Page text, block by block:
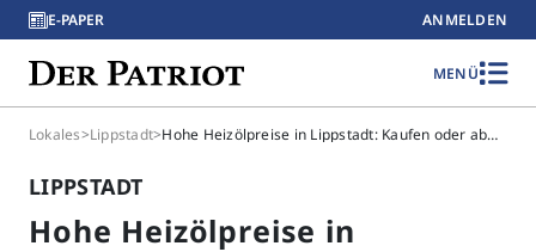
E-PAPER ANMELDEN
MENÜ
Lokales>Lippstadt> Hohe Heizölpreise in Lippstadt: Kaufen oder abwarten?
LIPPSTADT
Hohe Heizölpreise in